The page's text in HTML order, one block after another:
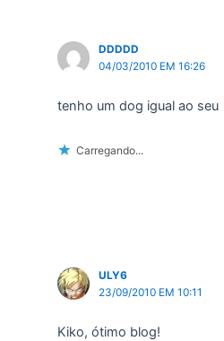
DDDDD
04/03/2010 EM 16:26
tenho um dog igual ao seu
Carregando...
ULY6
23/09/2010 EM 10:11
Kiko, ótimo blog!